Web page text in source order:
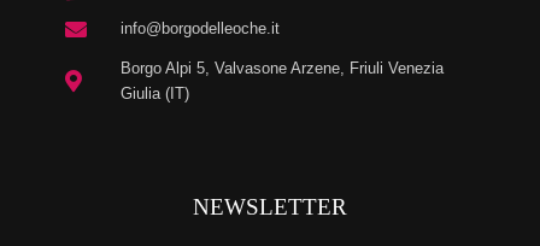
info@borgodelleoche.it
Borgo Alpi 5, Valvasone Arzene, Friuli Venezia
Giulia (IT)
NEWSLETTER